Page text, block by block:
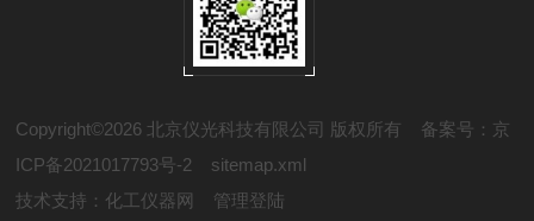
Copyright©2026 北京仪光科技有限公司 版权所有 备案号：京
ICP备2021017793号-2
sitemap.xml
技术支持： 化工仪器网 管理登陆